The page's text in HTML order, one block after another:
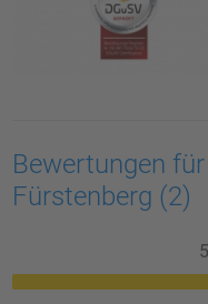
Bewertungen
Fürstenberg (2)